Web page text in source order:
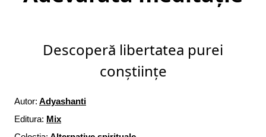
Descoperă libertatea purei
conștiințe
Autor: Adyashanti
Editura: Mix